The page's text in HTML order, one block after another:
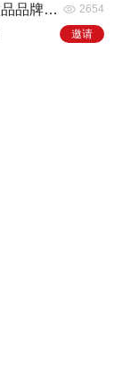
ele咖啡饮品品牌包装 2654
邀请